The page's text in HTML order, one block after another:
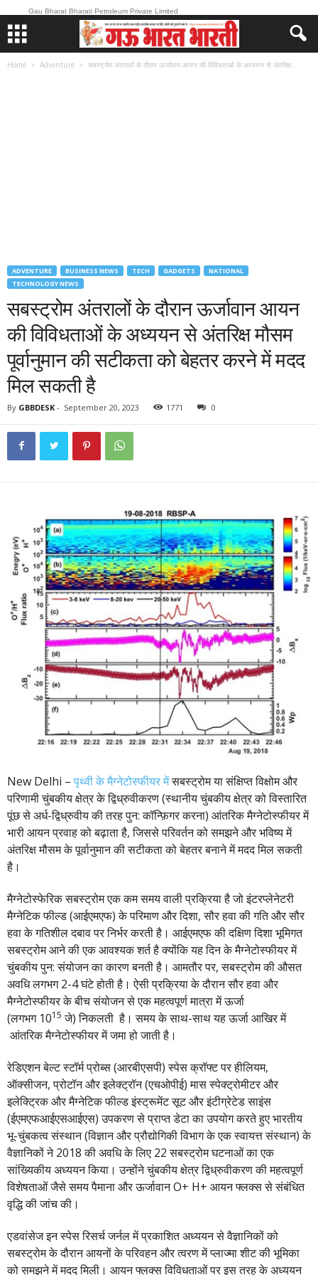
Gau Bharat Bharati Petroleum Private Limited
Home Adventure सबस्ट्रोम अंतरालों के दौरान ऊर्जावान आयन की विविधताओं के अध्ययन से अंतरिक्ष...
ADVENTURE BUSINESS NEWS TECH GADGETS
NATIONAL
TECHNOLOGY NEWS
सबस्ट्रोम अंतरालों के दौरान ऊर्जावान आयन
की विविधताओं के अध्ययन से अंतरिक्ष मौसम
पूर्वानुमान की सटीकता को बेहतर करने में मदद
मिल सकती है
By GBBDESK - September 20, 2023 1771 0
New Delhi – पृथ्वी के मैग्नेटोस्फीयर मेंसबस्ट्रोम या संक्षिप्त विक्षोम और
परिणामी चुंबकीय क्षेत्र के द्विध्रुवीकरण (स्थानीय चुंबकीय क्षेत्र को विस्तारित
पूंछ से अर्ध-द्विध्रुवीय की तरह पुन: कॉन्फ़िगर करना) आंतरिक मैग्नेटोस्फीयर में
भारी आयन प्रवाह को बढ़ाता है, जिससे परिवर्तन को समझने और भविष्य में
अंतरिक्ष मौसम के पूर्वानुमान की सटीकता को बेहतर बनाने में मदद मिल सकती
है।
मैग्नेटोस्फेरिक सबस्ट्रोम एक कम समय वाली प्रक्रिया है जो इंटरप्लेनेटरी
मैग्नेटिक फील्ड (आईएमएफ) के परिमाण और दिशा, सौर हवा की गति और सौर
हवा के गतिशील दबाव पर निर्भर करती है। आईएमएफ की दक्षिण दिशा भूमिगत
सबस्ट्रोम आने की एक आवश्यक शर्त है क्योंकि यह दिन के मैग्नेटोस्फीयर में
चुंबकीय पुन: संयोजन का कारण बनती है। आमतौर पर, सबस्ट्रोम की औसत
अवधि लगभग 2-4 घंटे होती है। ऐसी प्रक्रिया के दौरान सौर हवा और
मैग्नेटोस्फीयर के बीच संयोजन से एक महत्वपूर्ण मात्रा में ऊर्जा
(लगभग 1015 जे) निकलती है। समय के साथ-साथ यह ऊर्जा आखिर में
आंतरिक मैग्नेटोस्फीयर में जमा हो जाती है।
रेडिएशन बेल्ट स्टॉर्म प्रोब्स (आरबीएसपी) स्पेस क्रॉफ्ट पर हीलियम,
ऑक्सीजन, प्रोटॉन और इलेक्ट्रॉन (एचओपीई) मास स्पेक्ट्रोमीटर और
इलेक्ट्रिक और मैग्नेटिक फील्ड इंस्ट्रूमेंट सूट और इंटीग्रेटेड साइंस
(ईएमएफआईएसआईएस) उपकरण से प्राप्त डेटा का उपयोग करते हुए भारतीय
भू-चुंबकत्व संस्थान (विज्ञान और प्रौद्योगिकी विभाग के एक स्वायत्त संस्थान) के
वैज्ञानिकों ने 2018 की अवधि के लिए 22 सबस्ट्रोम घटनाओं का एक
सांख्यिकीय अध्ययन किया। उन्होंने चुंबकीय क्षेत्र द्विध्रुवीकरण की महत्वपूर्ण
विशेषताओं जैसे समय पैमाना और ऊर्जावान O+ H+ आयन फ्लक्स से संबंधित
वृद्धि की जांच की।
एडवांसेज इन स्पेस रिसर्च जर्नल में प्रकाशित अध्ययन से वैज्ञानिकों को
सबस्ट्रोम के दौरान आयनों के परिवहन और त्वरण में प्लाज्मा शीट की भूमिका
को समझने में मदद मिली। आयन फ्लक्स विविधताओं पर इस तरह के अध्ययन